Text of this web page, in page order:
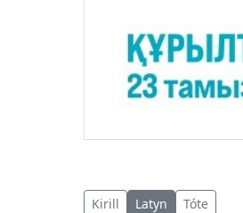
Kirill Latyn Tóte